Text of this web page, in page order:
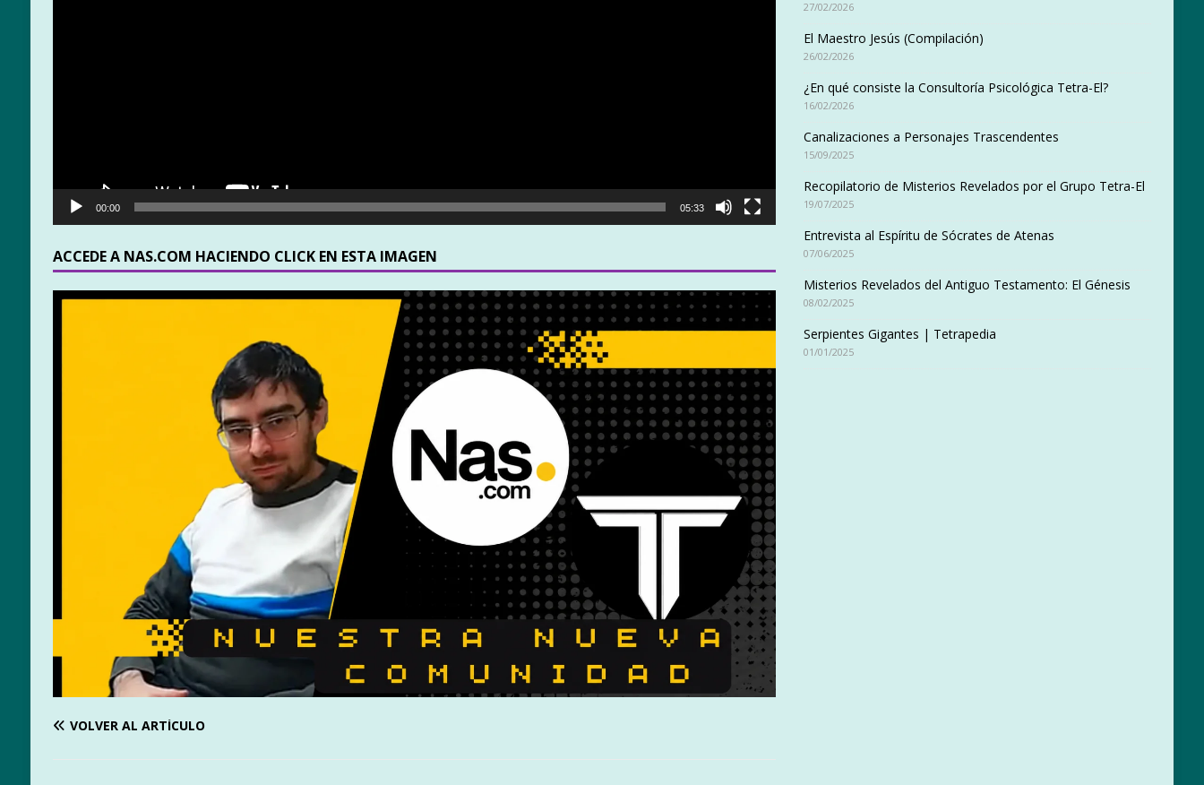
00:00 05:33
ACCEDE A NAS.COM HACIENDO CLICK EN ESTA IMAGEN
VOLVER AL ARTÍCULO
27/02/2026
El Maestro Jesús (Compilación)
26/02/2026
¿En qué consiste la Consultoría Psicológica Tetra-El?
16/02/2026
Canalizaciones a Personajes Trascendentes
15/09/2025
Recopilatorio de Misterios Revelados por el Grupo Tetra-El
19/07/2025
Entrevista al Espíritu de Sócrates de Atenas
07/06/2025
Misterios Revelados del Antiguo Testamento: El Génesis
08/02/2025
Serpientes Gigantes | Tetrapedia
01/01/2025